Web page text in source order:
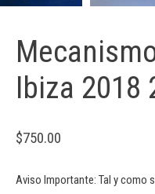
Ibiza 2018
$750.00
Aviso Importante: Tal y como